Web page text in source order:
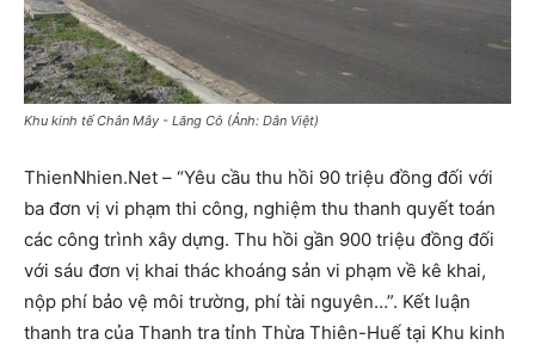
Khu kinh tế Chân Mây - Lăng Cô (Ảnh: Dân Việt)
ThienNhien.Net – “Yêu cầu thu hồi 90 triệu đồng đối với
ba đơn vị vi phạm thi công, nghiệm thu thanh quyết toán
các công trình xây dựng. Thu hồi gần 900 triệu đồng đối
với sáu đơn vị khai thác khoáng sản vi phạm về kê khai,
nộp phí bảo vệ môi trường, phí tài nguyên…”. Kết luận
thanh tra của Thanh tra tỉnh Thừa Thiên-Huế tại Khu kinh